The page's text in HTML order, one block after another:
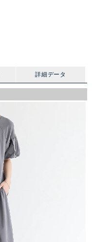
詳細データ